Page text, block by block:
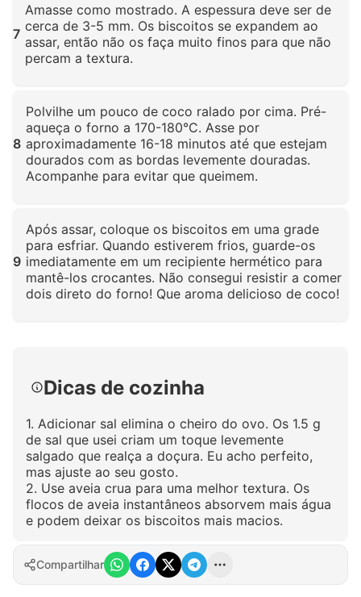
7
Amasse como mostrado. A espessura deve ser de
cerca de 3-5 mm. Os biscoitos se expandem ao
assar, então não os faça muito finos para que não
percam a textura.
8
Polvilhe um pouco de coco ralado por cima. Pré-
aqueça o forno a 170-180°C. Asse por
aproximadamente 16-18 minutos até que estejam
dourados com as bordas levemente douradas.
Acompanhe para evitar que queimem.
9
Após assar, coloque os biscoitos em uma grade
para esfriar. Quando estiverem frios, guarde-os
imediatamente em um recipiente hermético para
mantê-los crocantes. Não consegui resistir a comer
dois direto do forno! Que aroma delicioso de coco!
Dicas de cozinha
1. Adicionar sal elimina o cheiro do ovo. Os 1.5 g
de sal que usei criam um toque levemente
salgado que realça a doçura. Eu acho perfeito,
mas ajuste ao seu gosto.
2. Use aveia crua para uma melhor textura. Os
flocos de aveia instantâneos absorvem mais água
e podem deixar os biscoitos mais macios.
Compartilhar